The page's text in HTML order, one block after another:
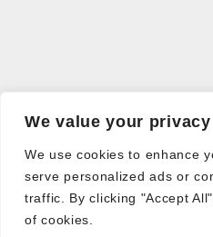
We value your privacy
We use cookies to enhance
serve personalized ads or
traffic. By clicking "Accept
of cookies.